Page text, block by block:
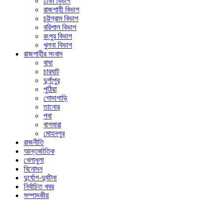
রাজশাহী বিভাগ
চট্টগ্রাম বিভাগ
বরিশাল বিভাগ
রংপুর বিভাগ
খুলনা বিভাগ
রাজশাহীর সংবাদ
বাঘা
চারঘাট
দুর্গাপুর
পুঠিয়া
গোদাগাড়ি
তানোর
পবা
বাগমারা
মোহনপুর
রাজনীতি
আন্তর্জাতিক
খেলাধুলা
বিনোদন
দুর্যোগ-দুর্ঘটনা
নির্বাচিত খবর
সম্পাদকীয়